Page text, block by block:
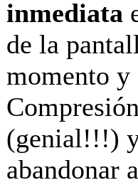
inmediata
de la
momento y
(genial!!!)
abandonar